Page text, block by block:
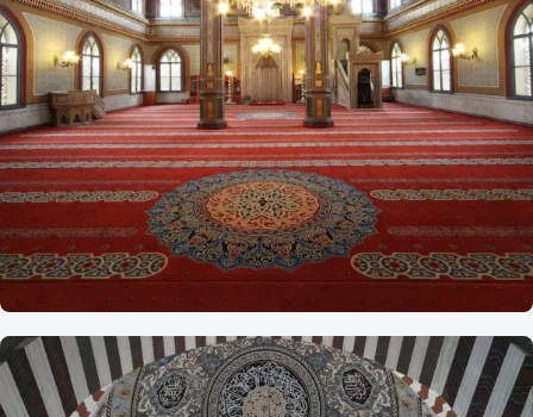
Referans
Beşiktaş Hamidiye Yıldız,